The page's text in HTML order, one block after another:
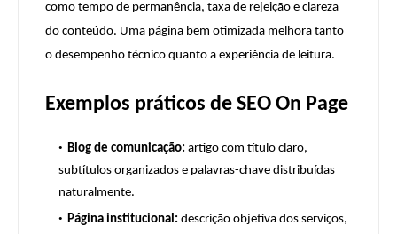
como tempo de permanência, taxa de rejeição e clareza
do conteúdo. Uma página bem otimizada melhora tanto
o desempenho técnico quanto a experiência de leitura.
Exemplos práticos de SEO On Page
Blog de comunicação: artigo com título claro,
subtítulos organizados e palavras-chave distribuídas
naturalmente.
Página institucional: descrição objetiva dos serviços,